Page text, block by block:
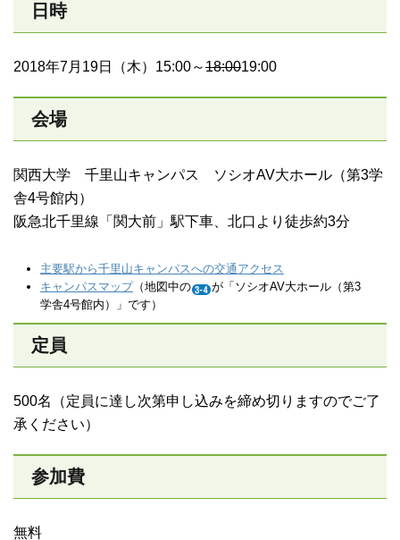
日時
2018年7月19日（木）15:00～18:0019:00
会場
関西大学 千里山キャンパス ソシオAV大ホール（第3学
舎4号館内）
阪急北千里線「関大前」駅下車、北口より徒歩約3分
主要駅から千里山キャンパスへの交通アクセス
キャンパスマップ（地図中の
が「ソシオAV大ホール（第3
学舎4号館内）」です）
定員
500名（定員に達し次第申し込みを締め切りますのでご了
承ください）
参加費
無料